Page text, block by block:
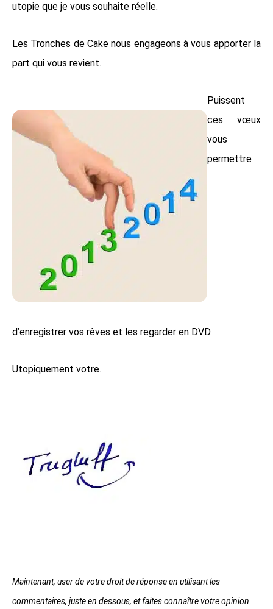
utopie que je vous souhaite réelle.
Les Tronches de Cake nous engageons à vous apporter la
part qui vous revient.
Puissent
ces vœux
vous
permettre
d’enregistrer vos rêves et les regarder en DVD.
Utopiquement votre.
Maintenant, user de votre droit de réponse en utilisant les
commentaires, juste en dessous, et faites connaître votre opinion.